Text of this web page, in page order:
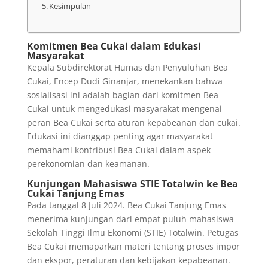
Kesimpulan
Komitmen Bea Cukai dalam Edukasi
Masyarakat
Kepala Subdirektorat Humas dan Penyuluhan Bea
Cukai, Encep Dudi Ginanjar, menekankan bahwa
sosialisasi ini adalah bagian dari komitmen Bea
Cukai untuk mengedukasi masyarakat mengenai
peran Bea Cukai serta aturan kepabeanan dan cukai.
Edukasi ini dianggap penting agar masyarakat
memahami kontribusi Bea Cukai dalam aspek
perekonomian dan keamanan.
Kunjungan Mahasiswa STIE Totalwin ke Bea
Cukai Tanjung Emas
Pada tanggal 8 Juli 2024. Bea Cukai Tanjung Emas
menerima kunjungan dari empat puluh mahasiswa
Sekolah Tinggi Ilmu Ekonomi (STIE) Totalwin. Petugas
Bea Cukai memaparkan materi tentang proses impor
dan ekspor, peraturan dan kebijakan kepabeanan.